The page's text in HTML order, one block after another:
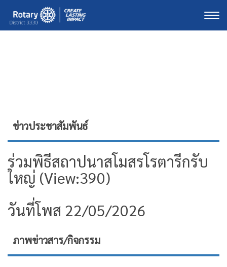
ข่าวประชาสัมพันธ์
ร่วมพิธีสถาปนาสโมสรโรตารีกรับ
ใหญ่ (View:390)
วันที่โพส 22/05/2026
ภาพข่าวสาร/กิจกรรม